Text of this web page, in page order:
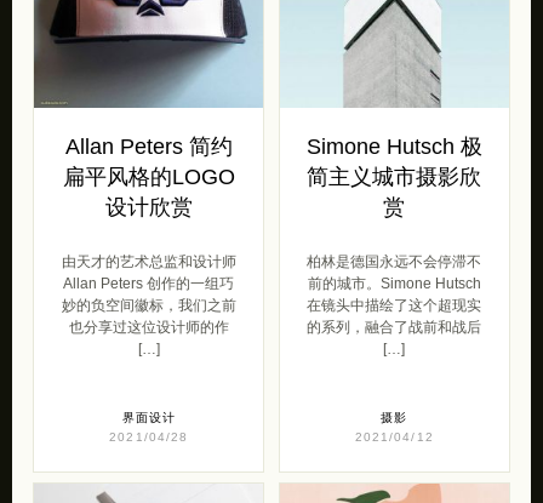
Allan Peters 简约
扁平风格的LOGO
设计欣赏
由天才的艺术总监和设计师
Allan Peters 创作的一组巧
妙的负空间徽标，我们之前
也分享过这位设计师的作
[…]
界面设计
2021/04/28
Simone Hutsch 极
简主义城市摄影欣
赏
柏林是德国永远不会停滞不
前的城市。Simone Hutsch
在镜头中描绘了这个超现实
的系列，融合了战前和战后
[…]
摄影
2021/04/12